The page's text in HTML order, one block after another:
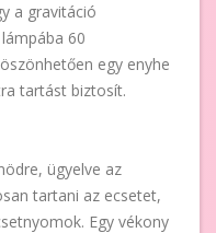
a gravitáció
60
egy enyhe
tartást biztosít.
ügyelve az
tartani az ecsetet,
Egy vékony